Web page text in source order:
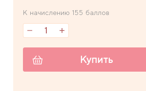
К начислению 155 баллов
Купить